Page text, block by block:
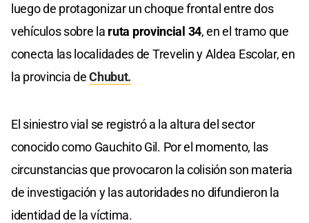
luego de protagonizar un choque frontal entre dos
vehículos sobre la ruta provincial 34, en el tramo que
conecta las localidades de Trevelin y Aldea Escolar, en
la provincia deChubut.
El siniestro vial se registró a la altura del sector
conocido como Gauchito Gil. Por el momento, las
circunstancias que provocaron la colisión son materia
de investigación y las autoridades no difundieron la
identidad de la víctima.